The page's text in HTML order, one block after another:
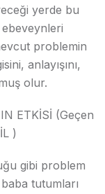
yerde bu
problemin
anlayışını,
olur.
ETKİSİ (Geçen
)
gibi problem
tutumları